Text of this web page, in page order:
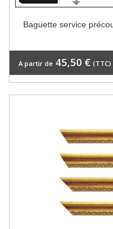
Baguette service
A partir de 45,50 € (TTC)